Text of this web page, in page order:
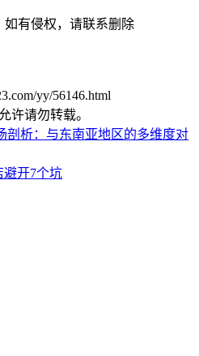
有侵权，请联系删除
yy/56146.html
许请勿转载。
剖析：与东南亚地区的多维度对
避开7个坑